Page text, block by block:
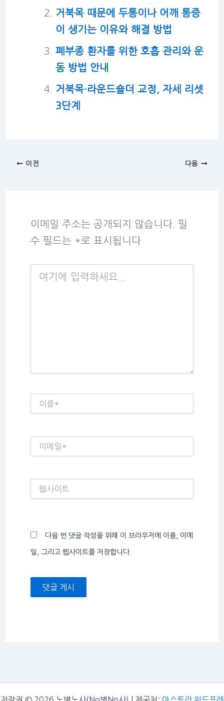
거북목 때문에 두통이나 어깨 통증
이 생기는 이유와 해결 방법
폐부종 환자를 위한 호흡 관리와 운
동 방법 안내
거북목·라운드숄더 교정, 자세 리셋
3단계
이전 다음
이메일 주소는 공개되지 않습니다. 필
수 필드는 *로 표시됩니다
다음 번 댓글 작성을 위해 이 브라우저에 이름, 이메
일, 그리고 웹사이트를 저장합니다.